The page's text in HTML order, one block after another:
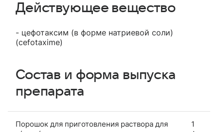
Действующее вещество
- цефотаксим (в форме натриевой соли)
(cefotaxime)
Состав и форма выпуска
препарата
Порошок для приготовления раствора для
1